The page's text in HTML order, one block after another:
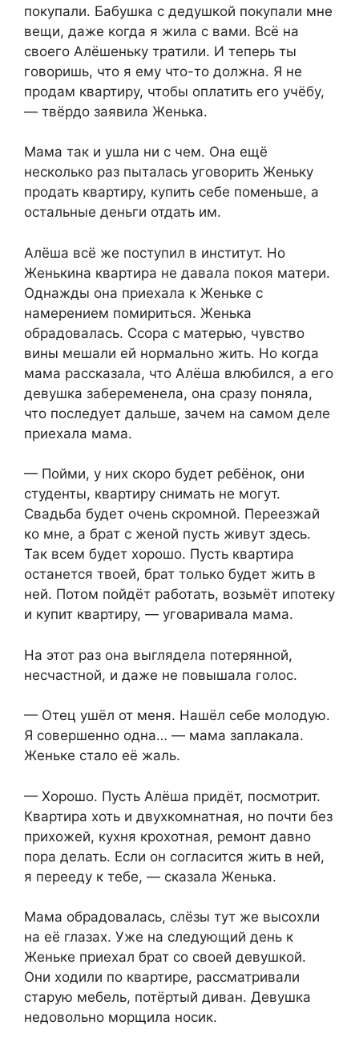
покупали. Бабушка с дедушкой покупали мне
вещи, даже когда я жила с вами. Всё на
своего Алёшеньку тратили. И теперь ты
говоришь, что я ему что-то должна. Я не
продам квартиру, чтобы оплатить его учёбу,
— твёрдо заявила Женька.
Мама так и ушла ни с чем. Она ещё
несколько раз пыталась уговорить Женьку
продать квартиру, купить себе поменьше, а
остальные деньги отдать им.
Алёша всё же поступил в институт. Но
Женькина квартира не давала покоя матери.
Однажды она приехала к Женьке с
намерением помириться. Женька
обрадовалась. Ссора с матерью, чувство
вины мешали ей нормально жить. Но когда
мама рассказала, что Алёша влюбился, а его
девушка забеременела, она сразу поняла,
что последует дальше, зачем на самом деле
приехала мама.
— Пойми, у них скоро будет ребёнок, они
студенты, квартиру снимать не могут.
Свадьба будет очень скромной. Переезжай
ко мне, а брат с женой пусть живут здесь.
Так всем будет хорошо. Пусть квартира
останется твоей, брат только будет жить в
ней. Потом пойдёт работать, возьмёт ипотеку
и купит квартиру, — уговаривала мама.
На этот раз она выглядела потерянной,
несчастной, и даже не повышала голос.
— Отец ушёл от меня. Нашёл себе молодую.
Я совершенно одна… — мама заплакала.
Женьке стало её жаль.
— Хорошо. Пусть Алёша придёт, посмотрит.
Квартира хоть и двухкомнатная, но почти без
прихожей, кухня крохотная, ремонт давно
пора делать. Если он согласится жить в ней,
я перееду к тебе, — сказала Женька.
Мама обрадовалась, слёзы тут же высохли
на её глазах. Уже на следующий день к
Женьке приехал брат со своей девушкой.
Они ходили по квартире, рассматривали
старую мебель, потёртый диван. Девушка
недовольно морщила носик.